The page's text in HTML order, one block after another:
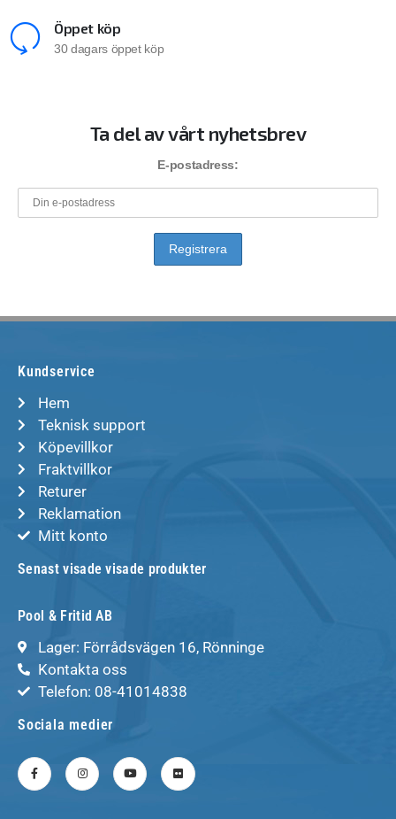
Öppet köp
30 dagars öppet köp
Ta del av vårt nyhetsbrev
E-postadress:
Kundservice
Hem
Teknisk support
Köpevillkor
Fraktvillkor
Returer
Reklamation
Mitt konto
Senast visade visade produkter
Pool & Fritid AB
Lager: Förrådsvägen 16, Rönninge
Kontakta oss
Telefon: 08-41014838
Sociala medier